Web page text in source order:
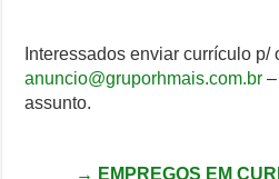
Interessados enviar currículo p/
anuncio@gruporhmais.com.br
assunto.
→ EMPREGOS EM